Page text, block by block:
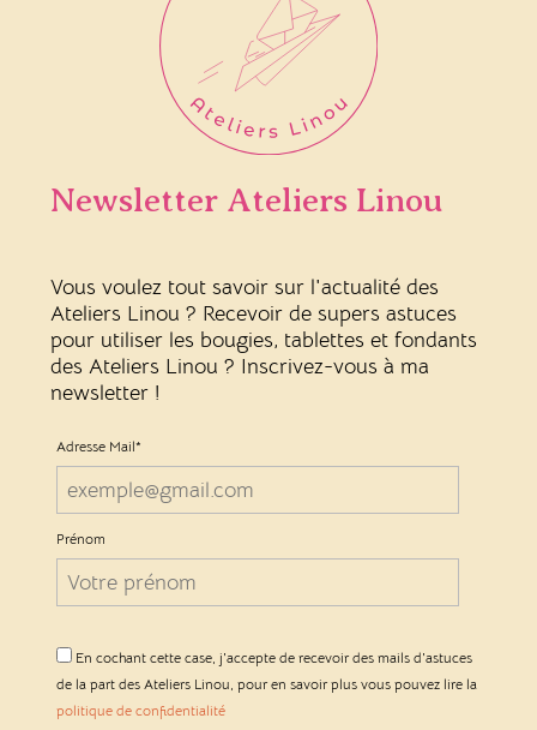
Newsletter Ateliers Linou
Vous voulez tout savoir sur l'actualité des
Ateliers Linou ? Recevoir de supers astuces
pour utiliser les bougies, tablettes et fondants
des Ateliers Linou ? Inscrivez-vous à ma
newsletter !
Adresse Mail*
Prénom
En cochant cette case, j'accepte de recevoir des mails d'astuces
de la part des Ateliers Linou, pour en savoir plus vous pouvez lire la
politique de confidentialité